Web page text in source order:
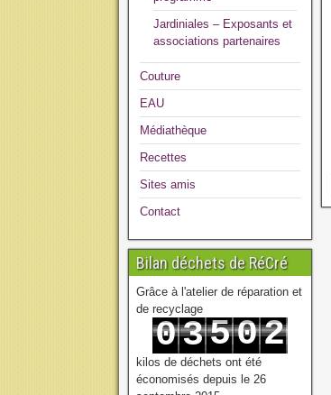
Jardiniales – Exposants et
associations partenaires
Couture
EAU
Médiathèque
Recettes
Sites amis
Contact
Bilan déchets de RéCré
Grâce à l'atelier de réparation et
de recyclage
0
1
3
4
5
6
0
1
2
3
kilos de déchets ont été
économisés depuis le 26